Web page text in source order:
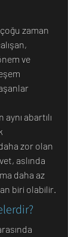
zaman
ve
abartılı
zor olan
aslında
daha az
biri olabilir.